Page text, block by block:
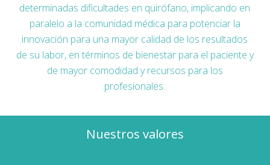
determinadas dificultades en quirófano, implicando en
paralelo a la comunidad médica para potenciar la
innovación para una mayor calidad de los resultados
de su labor, en términos de bienestar para el paciente y
de mayor comodidad y recursos para los
profesionales.
Nuestros valores